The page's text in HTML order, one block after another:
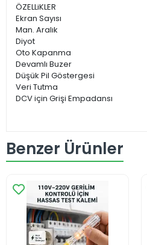
ÖZELLiKLER
Ekran Sayısı
Man. Aralık
Diyot
Oto Kapanma
Devamlı Buzer
Düşük Pil Göstergesi
Veri Tutma
DCV için Grişi Empadansı
Benzer Ürünler